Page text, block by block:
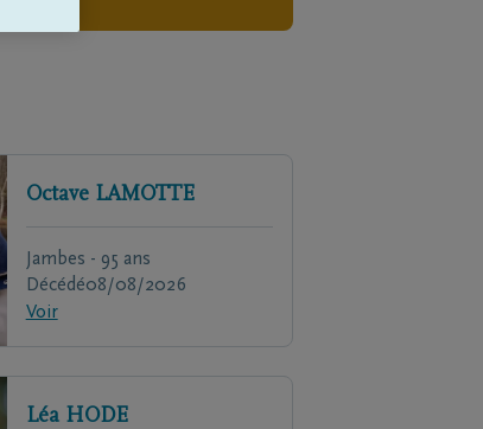
Octave LAMOTTE
Jambes - 95 ans
Décédé08/08/2026
Voir
Léa HODE